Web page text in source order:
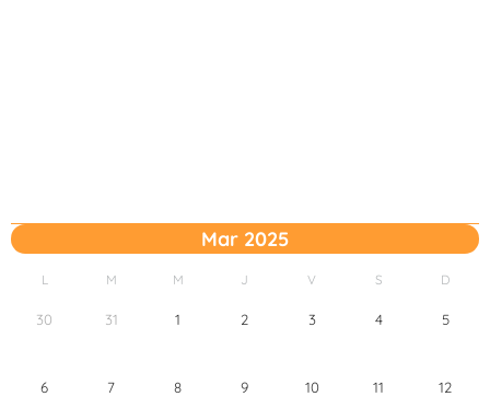
Mar 2025
L M M J V S D
30 31 1 2 3 4 5
6 7 8 9 10 11 12